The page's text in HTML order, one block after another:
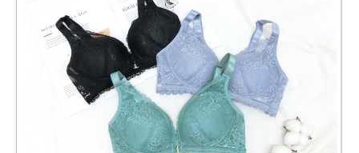
恩沛科技股份有限公司將有權停止該用戶之使用額度並採取法律行動。
每筆NT$90
宅配/離島不配送
每筆NT$80，滿NT$890(含以上)免運費
黑貓貨到付款